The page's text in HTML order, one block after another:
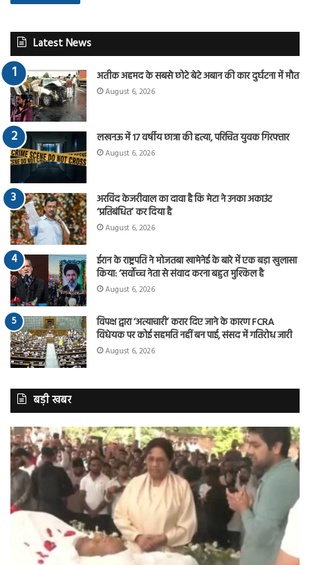
Latest News
अतीक अहमद के सबसे छोटे बेटे अबान की कार दुर्घटना में मौत
August 6, 2026
लखनऊ में 17 वर्षीय छात्रा की हत्या, परिचित युवक गिरफ्तार
August 6, 2026
अरविंद केजरीवाल का दावा है कि मेटा ने उनका अकाउंट
‘प्रतिबंधित’ कर दिया है
August 6, 2026
ईरान के राष्ट्रपति ने मोजतबा खामेनेई के बारे में एक बड़ा खुलासा
किया: ‘सर्वोच्च नेता से संवाद करना बहुत मुश्किल है
August 6, 2026
विपक्ष द्वारा ‘अत्याचारी’ करार दिए जाने के कारण FCRA
विधेयक पर कोई सहमति नहीं बन पाई, संसद में गतिरोध जारी
August 6, 2026
बड़ी खबर